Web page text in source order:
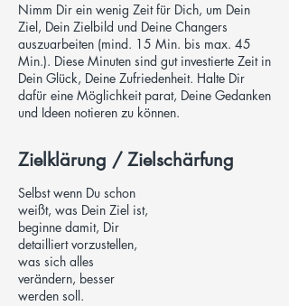
Nimm Dir ein wenig Zeit für Dich, um Dein
Ziel, Dein Zielbild und Deine Changers
auszuarbeiten (mind. 15 Min. bis max. 45
Min.). Diese Minuten sind gut investierte Zeit in
Dein Glück, Deine Zufriedenheit. Halte Dir
dafür eine Möglichkeit parat, Deine Gedanken
und Ideen notieren zu können.
Zielklärung / Zielschärfung
Selbst wenn Du schon
weißt, was Dein Ziel ist,
beginne damit, Dir
detailliert vorzustellen,
was sich alles
verändern, besser
werden soll.